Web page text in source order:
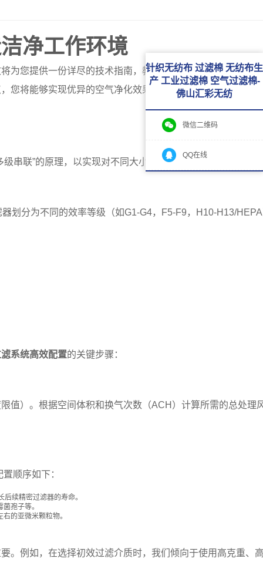
净工作环境
为您提供一份详尽的技术指南，教您如何搭建高效的多级空
您将能够实现优异的空气净化效果，并有效延长后端精密设
串联”的原理，以实现对不同大小颗粒物的有效捕获。
划分为不同的效率等级（如G1-G4，F5-F9，H10-H13/
系统高效配置的关键步骤：
值）。根据空间体积和换气次数（ACH）计算所需的总处理
顺序如下：
续精密过滤器的寿命。
孢子等。
的亚微米颗粒物。
。例如，在选择初效过滤介质时，我们倾向于使用高克重、
针织无纺布 过滤棉 无纺布生
产 工业过滤棉 空气过滤棉-
佛山汇彩无纺
微信二维码
QQ在线